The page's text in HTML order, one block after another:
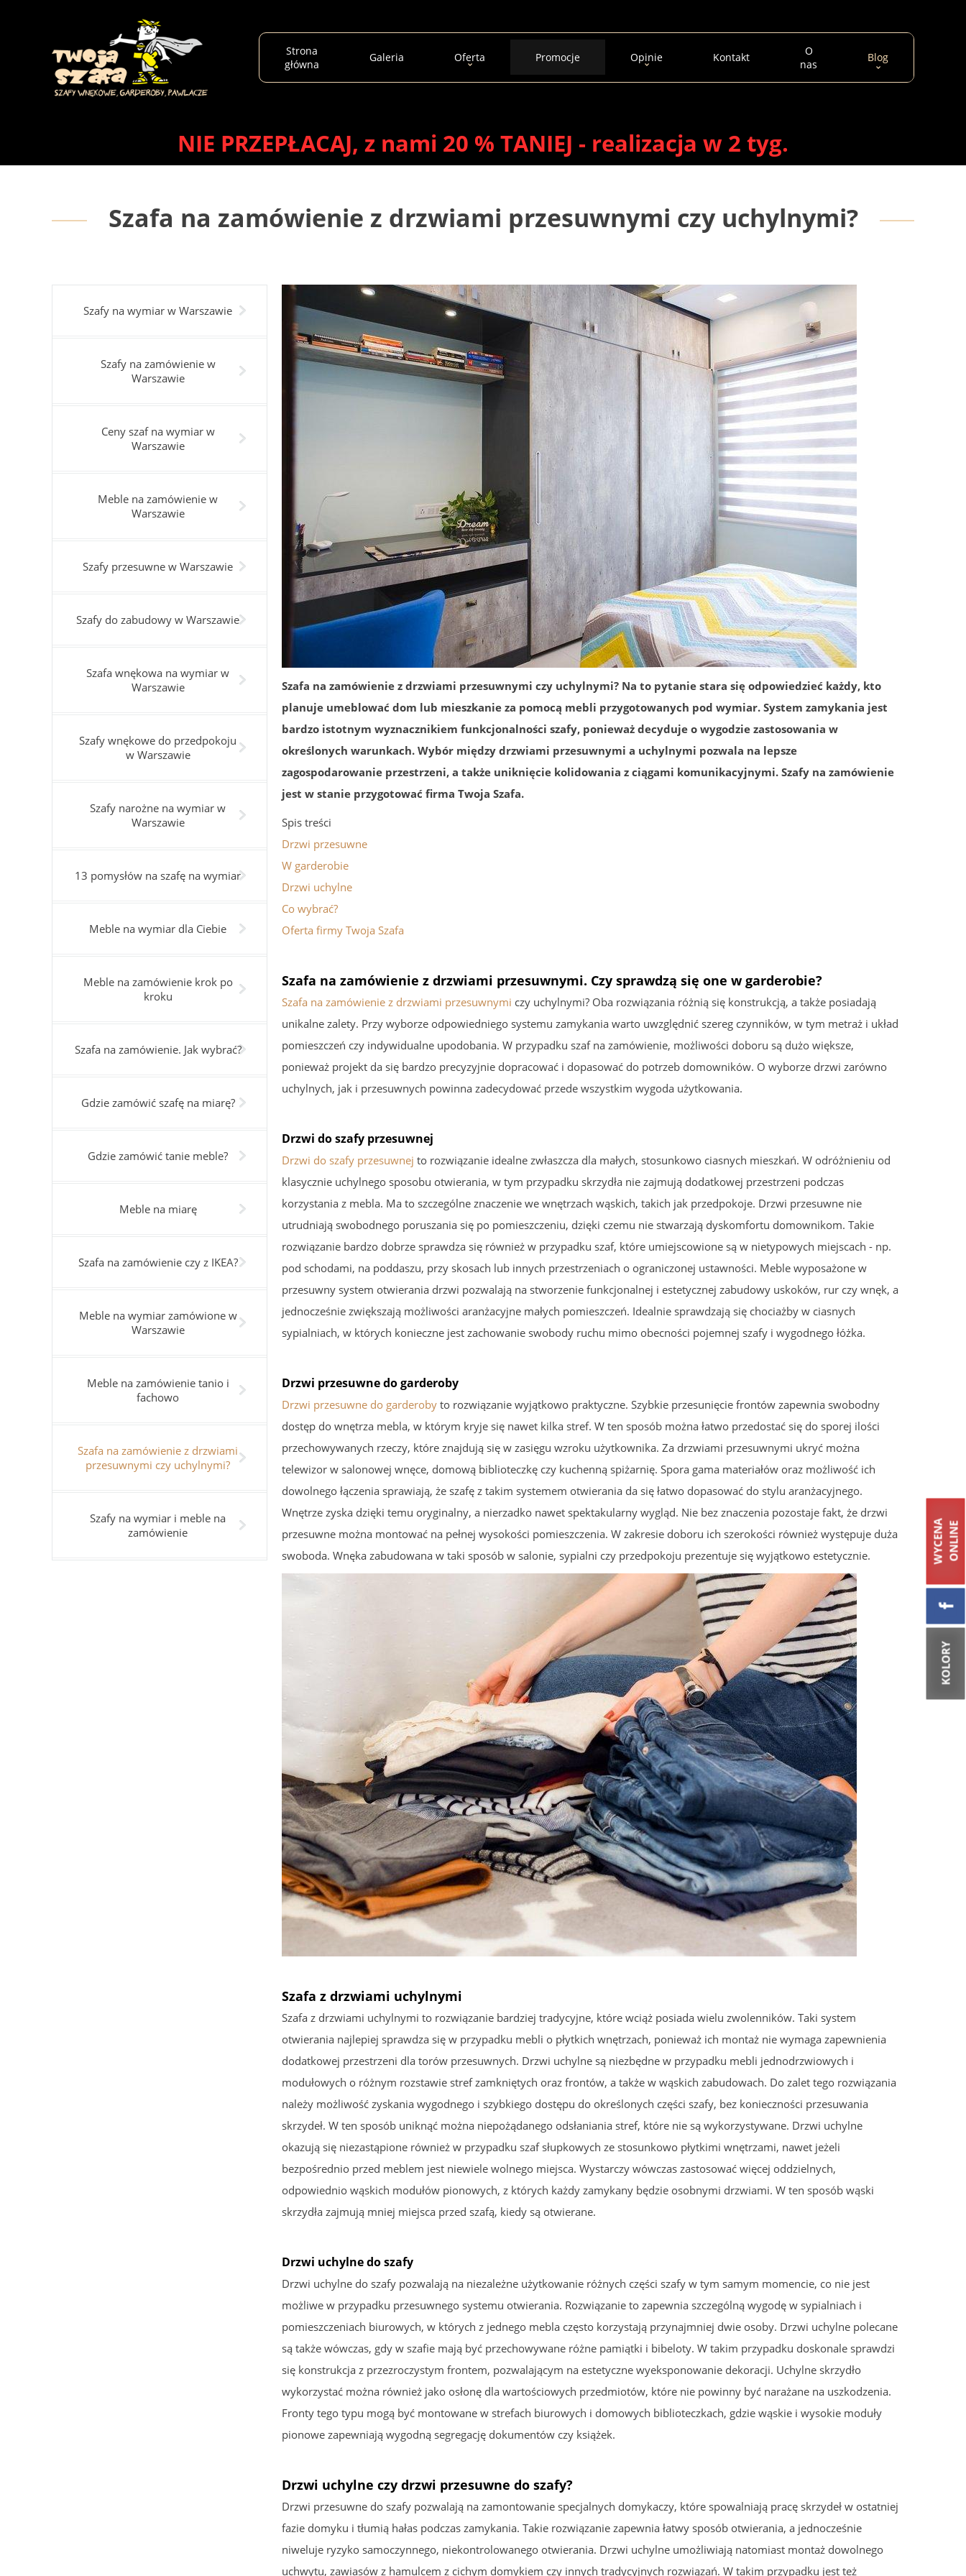
Strona
główna
Galeria Oferta Promocje Opinie Kontakt
O
nas
Blog
NIE PRZEPŁACAJ, z nami 20 % TANIEJ - realizacja w 2 tyg.
Szafa na zamówienie z drzwiami przesuwnymi czy uchylnymi?
Szafa na zamówienie z drzwiami przesuwnymi czy uchylnymi? Na to pytanie stara się odpowiedzieć każdy, kto
planuje umeblować dom lub mieszkanie za pomocą mebli przygotowanych pod wymiar. System zamykania jest
bardzo istotnym wyznacznikiem funkcjonalności szafy, ponieważ decyduje o wygodzie zastosowania w
określonych warunkach. Wybór między drzwiami przesuwnymi a uchylnymi pozwala na lepsze
zagospodarowanie przestrzeni, a także uniknięcie kolidowania z ciągami komunikacyjnymi. Szafy na zamówienie
jest w stanie przygotować firma Twoja Szafa.
Spis treści
Drzwi przesuwne
W garderobie
Drzwi uchylne
Co wybrać?
Oferta firmy Twoja Szafa
Szafa na zamówienie z drzwiami przesuwnymi. Czy sprawdzą się one w garderobie?
Szafa na zamówienie z drzwiami przesuwnymi czy uchylnymi? Oba rozwiązania różnią się konstrukcją, a także posiadają
unikalne zalety. Przy wyborze odpowiedniego systemu zamykania warto uwzględnić szereg czynników, w tym metraż i układ
pomieszczeń czy indywidualne upodobania. W przypadku szaf na zamówienie, możliwości doboru są dużo większe,
ponieważ projekt da się bardzo precyzyjnie dopracować i dopasować do potrzeb domowników. O wyborze drzwi zarówno
uchylnych, jak i przesuwnych powinna zadecydować przede wszystkim wygoda użytkowania.
Drzwi do szafy przesuwnej
Drzwi do szafy przesuwnej to rozwiązanie idealne zwłaszcza dla małych, stosunkowo ciasnych mieszkań. W odróżnieniu od
klasycznie uchylnego sposobu otwierania, w tym przypadku skrzydła nie zajmują dodatkowej przestrzeni podczas
korzystania z mebla. Ma to szczególne znaczenie we wnętrzach wąskich, takich jak przedpokoje. Drzwi przesuwne nie
utrudniają swobodnego poruszania się po pomieszczeniu, dzięki czemu nie stwarzają dyskomfortu domownikom. Takie
rozwiązanie bardzo dobrze sprawdza się również w przypadku szaf, które umiejscowione są w nietypowych miejscach - np.
pod schodami, na poddaszu, przy skosach lub innych przestrzeniach o ograniczonej ustawności. Meble wyposażone w
przesuwny system otwierania drzwi pozwalają na stworzenie funkcjonalnej i estetycznej zabudowy uskoków, rur czy wnęk, a
jednocześnie zwiększają możliwości aranżacyjne małych pomieszczeń. Idealnie sprawdzają się chociażby w ciasnych
sypialniach, w których konieczne jest zachowanie swobody ruchu mimo obecności pojemnej szafy i wygodnego łóżka.
Drzwi przesuwne do garderoby
Drzwi przesuwne do garderoby to rozwiązanie wyjątkowo praktyczne. Szybkie przesunięcie frontów zapewnia swobodny
dostęp do wnętrza mebla, w którym kryje się nawet kilka stref. W ten sposób można łatwo przedostać się do sporej ilości
przechowywanych rzeczy, które znajdują się w zasięgu wzroku użytkownika. Za drzwiami przesuwnymi ukryć można
telewizor w salonowej wnęce, domową biblioteczkę czy kuchenną spiżarnię. Spora gama materiałów oraz możliwość ich
dowolnego łączenia sprawiają, że szafę z takim systemem otwierania da się łatwo dopasować do stylu aranżacyjnego.
Wnętrze zyska dzięki temu oryginalny, a nierzadko nawet spektakularny wygląd. Nie bez znaczenia pozostaje fakt, że drzwi
przesuwne można montować na pełnej wysokości pomieszczenia. W zakresie doboru ich szerokości również występuje duża
swoboda. Wnęka zabudowana w taki sposób w salonie, sypialni czy przedpokoju prezentuje się wyjątkowo estetycznie.
Szafa z drzwiami uchylnymi
Szafa z drzwiami uchylnymi to rozwiązanie bardziej tradycyjne, które wciąż posiada wielu zwolenników. Taki system
otwierania najlepiej sprawdza się w przypadku mebli o płytkich wnętrzach, ponieważ ich montaż nie wymaga zapewnienia
dodatkowej przestrzeni dla torów przesuwnych. Drzwi uchylne są niezbędne w przypadku mebli jednodrzwiowych i
modułowych o różnym rozstawie stref zamkniętych oraz frontów, a także w wąskich zabudowach. Do zalet tego rozwiązania
należy możliwość zyskania wygodnego i szybkiego dostępu do określonych części szafy, bez konieczności przesuwania
skrzydeł. W ten sposób uniknąć można niepożądanego odsłaniania stref, które nie są wykorzystywane. Drzwi uchylne
okazują się niezastąpione również w przypadku szaf słupkowych ze stosunkowo płytkimi wnętrzami, nawet jeżeli
bezpośrednio przed meblem jest niewiele wolnego miejsca. Wystarczy wówczas zastosować więcej oddzielnych,
odpowiednio wąskich modułów pionowych, z których każdy zamykany będzie osobnymi drzwiami. W ten sposób wąski
skrzydła zajmują mniej miejsca przed szafą, kiedy są otwierane.
Drzwi uchylne do szafy
Drzwi uchylne do szafy pozwalają na niezależne użytkowanie różnych części szafy w tym samym momencie, co nie jest
możliwe w przypadku przesuwnego systemu otwierania. Rozwiązanie to zapewnia szczególną wygodę w sypialniach i
pomieszczeniach biurowych, w których z jednego mebla często korzystają przynajmniej dwie osoby. Drzwi uchylne polecane
są także wówczas, gdy w szafie mają być przechowywane różne pamiątki i bibeloty. W takim przypadku doskonale sprawdzi
się konstrukcja z przezroczystym frontem, pozwalającym na estetyczne wyeksponowanie dekoracji. Uchylne skrzydło
wykorzystać można również jako osłonę dla wartościowych przedmiotów, które nie powinny być narażane na uszkodzenia.
Fronty tego typu mogą być montowane w strefach biurowych i domowych biblioteczkach, gdzie wąskie i wysokie moduły
pionowe zapewniają wygodną segregację dokumentów czy książek.
Drzwi uchylne czy drzwi przesuwne do szafy?
Drzwi przesuwne do szafy pozwalają na zamontowanie specjalnych domykaczy, które spowalniają pracę skrzydeł w ostatniej
fazie domyku i tłumią hałas podczas zamykania. Takie rozwiązanie zapewnia łatwy sposób otwierania, a jednocześnie
niweluje ryzyko samoczynnego, niekontrolowanego otwierania. Drzwi uchylne umożliwiają natomiast montaż dowolnego
uchwytu, zawiasów z hamulcem z cichym domykiem czy innych tradycyjnych rozwiązań. W takim przypadku jest też
Szafy na wymiar w Warszawie
Szafy na zamówienie w
Warszawie
Ceny szaf na wymiar w
Warszawie
Meble na zamówienie w
Warszawie
Szafy przesuwne w Warszawie
Szafy do zabudowy w Warszawie
Szafa wnękowa na wymiar w
Warszawie
Szafy wnękowe do przedpokoju
w Warszawie
Szafy narożne na wymiar w
Warszawie
13 pomysłów na szafę na wymiar
Meble na wymiar dla Ciebie
Meble na zamówienie krok po
kroku
Szafa na zamówienie. Jak wybrać?
Gdzie zamówić szafę na miarę?
Gdzie zamówić tanie meble?
Meble na miarę
Szafa na zamówienie czy z IKEA?
Meble na wymiar zamówione w
Warszawie
Meble na zamówienie tanio i
fachowo
Szafa na zamówienie z drzwiami
przesuwnymi czy uchylnymi?
Szafy na wymiar i meble na
zamówienie
KOLORY
W
Y
C
E
N
A
O
N
L
I
NE